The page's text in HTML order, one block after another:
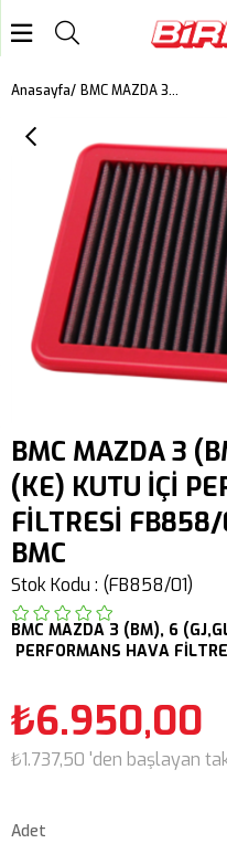
Anasayfa BMC MAZDA 3 (BM), 6 (GJ,GL), CX-5 (KE) KUTU İÇİ PERFORMANS HAVA FİLTRESİ FB858/01
BMC MAZDA 3
(KE) KUTU İÇİ
FİLTRESİ FB858/
BMC
Stok Kodu (FB858/01)
BMC MAZDA 3 (BM), 6
PERFORMANS HAVA
₺6.950,00
₺1.737,50 'den başlayan
Adet